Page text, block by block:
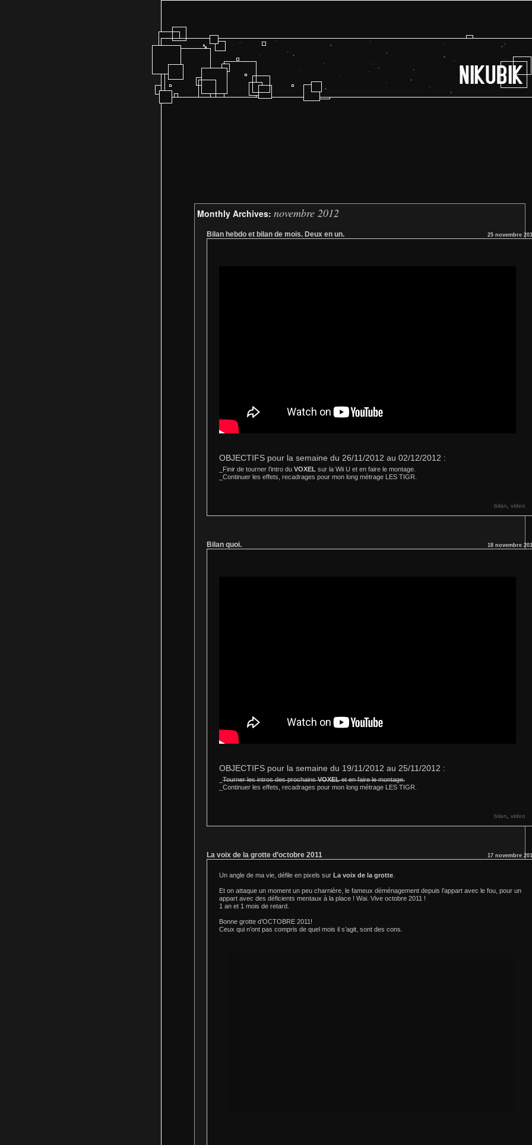
Monthly Archives: novembre 2012
Bilan hebdo et bilan de mois. Deux en un. 25 novembre
OBJECTIFS pour la semaine du 26/11/2012 au 02/12/2012 :
Finir de tourner l’intro du VOXEL sur la Wii U et en faire le montage.
Continuer les effets, recadrages pour mon long métrage LES TIGR.
bilan, video
Bilan quoi. 18 novembre
OBJECTIFS pour la semaine du 19/11/2012 au 25/11/2012 :
Tourner les intros des prochainsVOXELet en faire le montage.
Continuer les effets, recadrages pour mon long métrage LES TIGR.
bilan, video
La voix de la grotte d’octobre 2011 17 novembre
Un angle de ma vie, défile en pixels sur La voix de la grotte
Et on attaque un moment un peu charnière, le fameux déménagement depuis l’appart avec le fou, pour un
appart avec des déficients mentaux à la place ! Wai. Vive octobre 2011 !
1 an et 1 mois de retard.
Bonne grotte d’OCTOBRE 2011!
Ceux qui n’ont pas compris de quel mois il s’agit, sont des cons.